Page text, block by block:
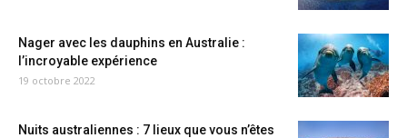
Nager avec les dauphins en Australie :
l’incroyable expérience
19 octobre 2022
Nuits australiennes : 7 lieux que vous n’êtes